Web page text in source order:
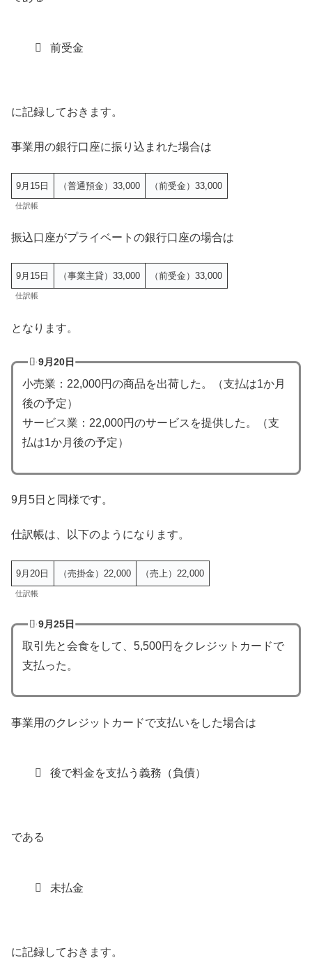
前受金
に記録しておきます。
事業用の銀行口座に振り込まれた場合は
9月15日 （普通預金）33,000 （前受金）33,000
仕訳帳
振込口座がプライベートの銀行口座の場合は
9月15日 （事業主貸）33,000 （前受金）33,000
仕訳帳
となります。
9月20日
小売業：22,000円の商品を出荷した。（支払は1か月
後の予定）
サービス業：22,000円のサービスを提供した。（支
払は1か月後の予定）
9月5日と同様です。
仕訳帳は、以下のようになります。
9月20日 （売掛金）22,000 （売上）22,000
仕訳帳
9月25日
取引先と会食をして、5,500円をクレジットカードで
支払った。
事業用のクレジットカードで支払いをした場合は
後で料金を支払う義務（負債）
である
未払金
に記録しておきます。